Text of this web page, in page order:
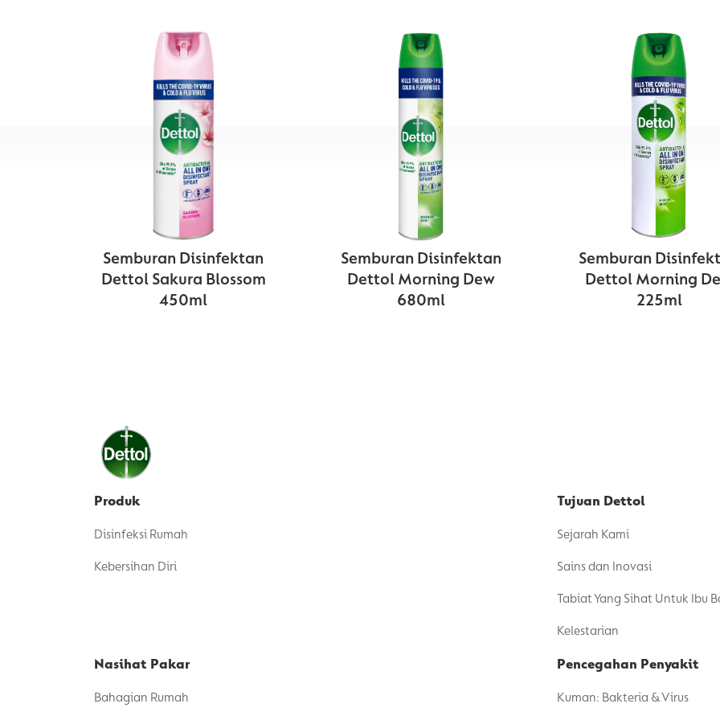
Semburan Disinfektan
Dettol Sakura Blossom
450ml
Semburan Disinfektan
Dettol Morning Dew
680ml
Semburan
Dettol Morning
225ml
Produk
Disinfeksi Rumah
Kebersihan Diri
Tujuan Dettol
Sejarah Kami
Sains dan Inovasi
Tabiat Yang Sihat Untuk Ibu
Kelestarian
Nasihat Pakar
Bahagian Rumah
Pencegahan Penyakit
Kuman: Bakteria & Virus